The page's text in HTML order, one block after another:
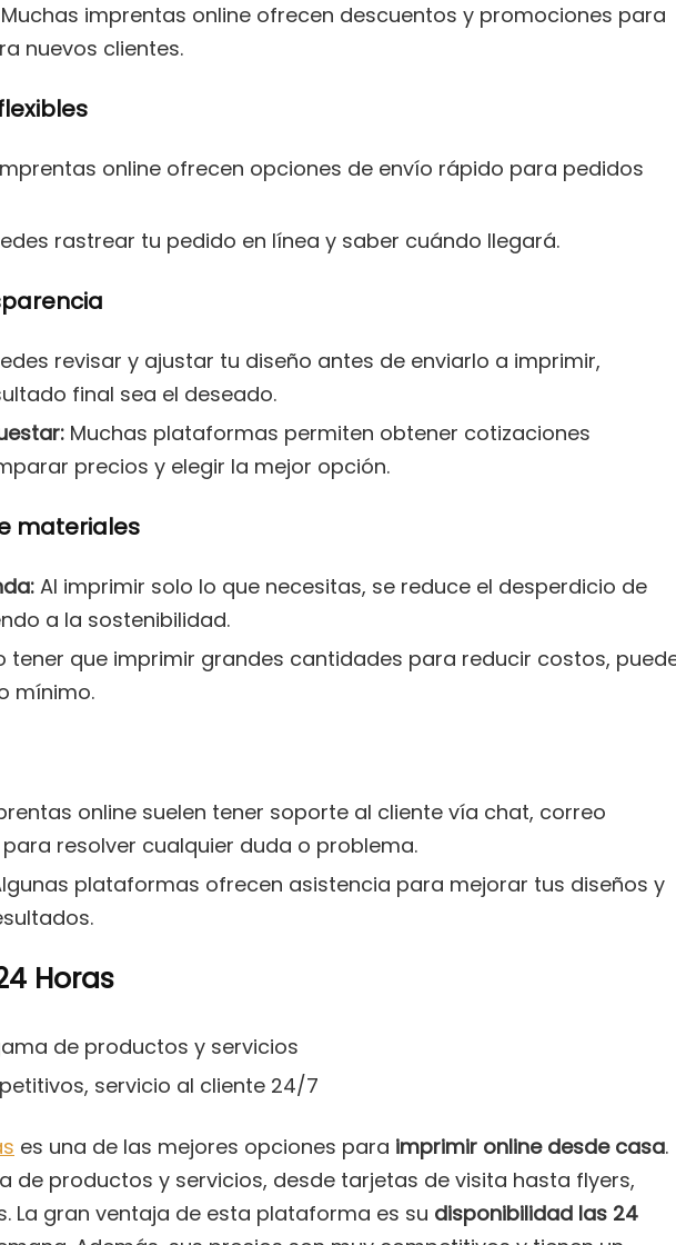
Muchas imprentas online ofrecen descuentos y promociones para
nuevos clientes.
online ofrecen opciones de envío rápido para pedidos
rastrear tu pedido en línea y saber cuándo llegará.
revisar y ajustar tu diseño antes de enviarlo a imprimir,
final sea el deseado.
Muchas plataformas permiten obtener cotizaciones
precios y elegir la mejor opción.
materiales
Al imprimir solo lo que necesitas, se reduce el desperdicio de
a la sostenibilidad.
tener que imprimir grandes cantidades para reducir costos,
mínimo.
online suelen tener soporte al cliente vía chat, correo
resolver cualquier duda o problema.
plataformas ofrecen asistencia para mejorar tus diseños y
Horas
de productos y servicios
servicio al cliente 24/7
es una de las mejores opciones para imprimir online desde casa.
de productos y servicios, desde tarjetas de visita hasta flyers,
La gran ventaja de esta plataforma es su disponibilidad las 24